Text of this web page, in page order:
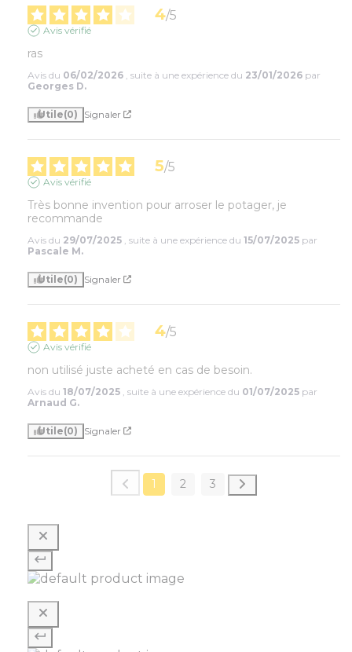
4/5
Avis vérifié
ras
Avis du 06/02/2026 , suite à une expérience du 23/01/2026 par
Georges D.
Utile(0) Signaler
5/5
Avis vérifié
Très bonne invention pour arroser le potager, je
recommande
Avis du 29/07/2025 , suite à une expérience du 15/07/2025 par
Pascale M.
Utile(0) Signaler
4/5
Avis vérifié
non utilisé juste acheté en cas de besoin.
Avis du 18/07/2025 , suite à une expérience du 01/07/2025 par
Arnaud G.
Utile(0) Signaler
1 2 3